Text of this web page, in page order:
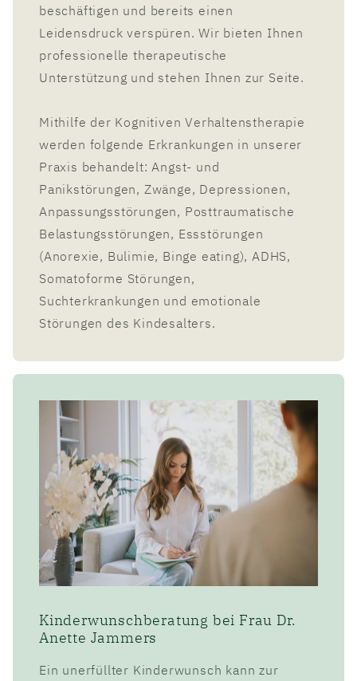
beschäftigen und bereits einen
Leidensdruck verspüren. Wir bieten Ihnen
professionelle therapeutische
Unterstützung und stehen Ihnen zur Seite.
Mithilfe der Kognitiven Verhaltenstherapie
werden folgende Erkrankungen in unserer
Praxis behandelt: Angst- und
Panikstörungen, Zwänge, Depressionen,
Anpassungsstörungen, Posttraumatische
Belastungsstörungen, Essstörungen
(Anorexie, Bulimie, Binge eating), ADHS,
Somatoforme Störungen,
Suchterkrankungen und emotionale
Störungen des Kindesalters.
Kinderwunschberatung bei Frau Dr.
Anette Jammers
Ein unerfüllter Kinderwunsch kann zur